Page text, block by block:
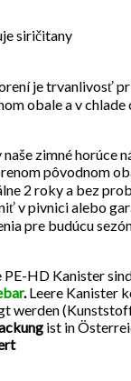
siričitany
je trvanlivosť
obale a v chlade
zimné horúce
pôvodnom
2 roky a bez
v pivnici alebo
pre budúcu
PE-HD Kanister
. Leere Kanister
werden
ist in